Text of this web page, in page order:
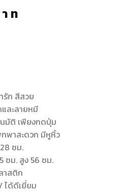
ท
รัก สีสวย
ละลายหมี
นมัติ เพียงกดปุ่ม
พาสะดวก มีหูหิ้ว
ซม.
ซม. สูง 56 ซม.
าสติก
ได้ดีเยี่ยม